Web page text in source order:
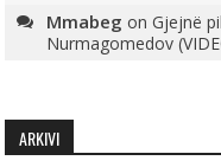
Mmabeg onGjejnë
Nurmagomedov
ARKIVI